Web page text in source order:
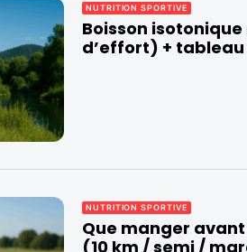
NUTRITION SPORTIVE
Boisson
d’effort) +
NUTRITION SPORTIVE
Que manger
(10 km / semi /